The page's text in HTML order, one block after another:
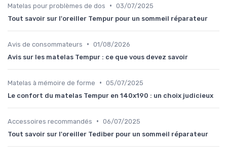
Matelas pour problèmes de dos • 03/07/2025
Tout savoir sur l'oreiller Tempur pour un sommeil réparateur
Avis de consommateurs • 01/08/2026
Avis sur les matelas Tempur : ce que vous devez savoir
Matelas à mémoire de forme • 05/07/2025
Le confort du matelas Tempur en 140x190 : un choix judicieux
Accessoires recommandés • 06/07/2025
Tout savoir sur l'oreiller Tediber pour un sommeil réparateur